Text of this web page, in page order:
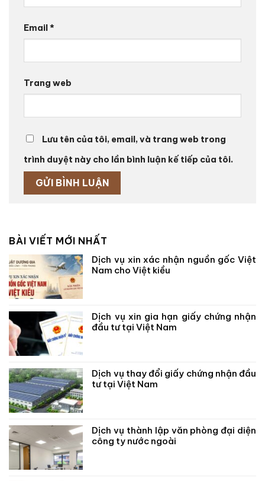
Email*
Trang web
Lưu tên của tôi, email, và trang web trong
trình duyệt này cho lần bình luận kế tiếp của tôi.
BÀI VIẾT MỚI NHẤT
Dịch vụ xin xác nhận nguồn gốc Việt
Nam cho Việt kiều
Dịch vụ xin gia hạn giấy chứng nhận
đầu tư tại Việt Nam
Dịch vụ thay đổi giấy chứng nhận đầu
tư tại Việt Nam
Dịch vụ thành lập văn phòng đại diện
công ty nước ngoài